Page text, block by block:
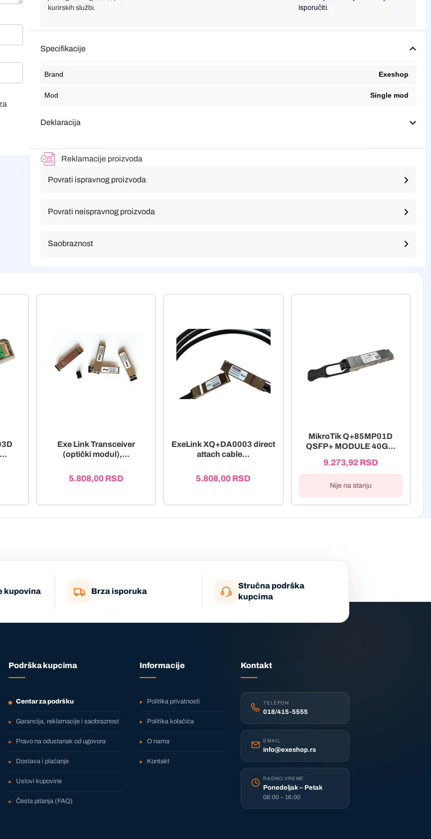
kurirskih službi.
isporučiti.
Specifikacije
Brand Exeshop
Mod Single mod
Deklaracija
Reklamacije proizvoda
Povrati ispravnog proizvoda
Povrati neispravnog proizvoda
Saobraznost
Exe Link Transceiver
(optički modul),...
5.808,00 RSD
ExeLink XQ+DA0003 direct
attach cable...
5.808,00 RSD
MikroTik Q+85MP01D
QSFP+ MODULE 40G...
9.273,92 RSD
Nije na stanju
kupovina Brza isporuka
Stručna podrška
kupcima
Podrška kupcima
Centar za podršku
Garancija, reklamacije i saobraznost
Pravo na odustanak od ugovora
Dostava i plaćanje
Uslovi kupovine
Česta pitanja (FAQ)
Informacije
Politika privatnosti
Politika kolačića
O nama
Kontakt
Kontakt
TELEFON
018/415-5555
EMAIL
info@exeshop.rs
RADNO VREME
Ponedeljak – Petak
08:00 – 16:00